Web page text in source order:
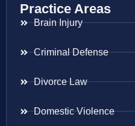
Practice Areas
Brain Injury
Criminal Defense
Divorce Law
Domestic Violence